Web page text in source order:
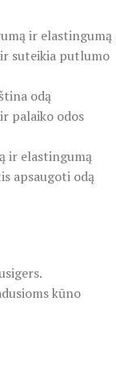
ir elastingumą
suteikia putlumo
odą
palaiko odos
ir elastingumą
apsaugoti odą
kūno